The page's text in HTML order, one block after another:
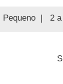
Pequeno | 2